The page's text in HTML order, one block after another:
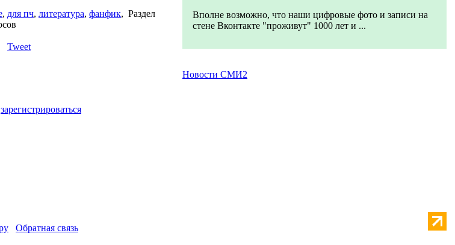
, для пч, литература, фанфик, Раздел
Tweet
зарегистрироваться
Вполне возможно, что наши цифровые фото и записи на
стене Вконтакте "проживут" 1000 лет и ...
Новости СМИ2
Обратная связь